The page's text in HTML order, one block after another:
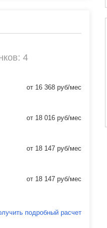
4
от 16 368 руб/мес
от 18 016 руб/мес
от 18 147 руб/мес
от 18 147 руб/мес
подробный расчет